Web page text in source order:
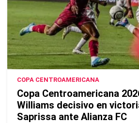
COPA CENTROAMERICANA
Copa Centroamericana
Williams decisivo en
Saprissa ante Alianza FC